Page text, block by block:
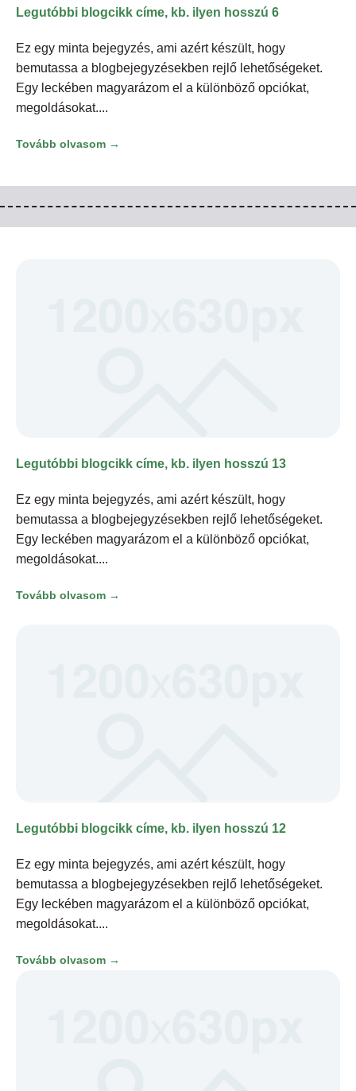
Legutóbbi blogcikk címe, kb. ilyen hosszú 6
Ez egy minta bejegyzés, ami azért készült, hogy
bemutassa a blogbejegyzésekben rejlő lehetőségeket.
Egy leckében magyarázom el a különböző opciókat,
megoldásokat.
Tovább olvasom →
Legutóbbi blogcikk címe, kb. ilyen hosszú 13
Ez egy minta bejegyzés, ami azért készült, hogy
bemutassa a blogbejegyzésekben rejlő lehetőségeket.
Egy leckében magyarázom el a különböző opciókat,
megoldásokat.
Tovább olvasom →
Legutóbbi blogcikk címe, kb. ilyen hosszú 12
Ez egy minta bejegyzés, ami azért készült, hogy
bemutassa a blogbejegyzésekben rejlő lehetőségeket.
Egy leckében magyarázom el a különböző opciókat,
megoldásokat.
Tovább olvasom →